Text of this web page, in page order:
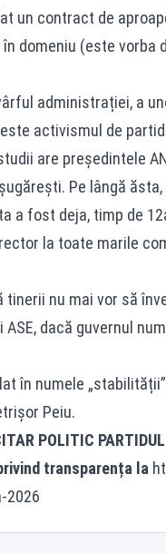
un contract de
domeniu (este
administrației, a
activismul de
are președintele
Pe lângă
a fost deja, timp de
la toate marile
tinerii nu mai vor să
dacă guvernul
în numele
Peiu.
POLITIC
transparența la
2026